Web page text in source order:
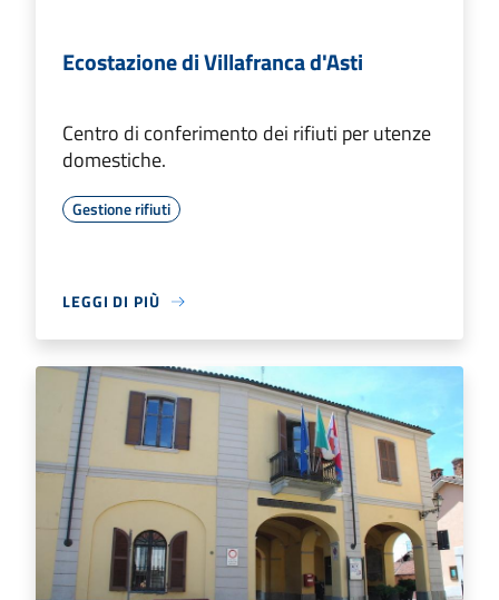
Ecostazione di Villafranca d'Asti
Centro di conferimento dei rifiuti per utenze
domestiche.
Gestione rifiuti
LEGGI DI PIÙ